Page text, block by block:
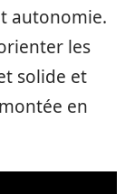
autonomie.
les
solide et
en